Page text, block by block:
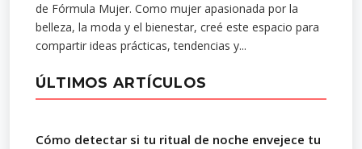
de Fórmula Mujer. Como mujer apasionada por la
belleza, la moda y el bienestar, creé este espacio para
compartir ideas prácticas, tendencias y...
ÚLTIMOS ARTÍCULOS
Cómo detectar si tu ritual de noche envejece tu